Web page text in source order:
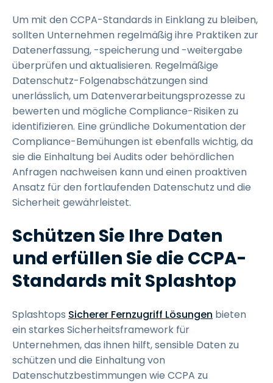
Um mit den CCPA-Standards in Einklang zu bleiben,
sollten Unternehmen regelmäßig ihre Praktiken zur
Datenerfassung, -speicherung und -weitergabe
überprüfen und aktualisieren. Regelmäßige
Datenschutz-Folgenabschätzungen sind
unerlässlich, um Datenverarbeitungsprozesse zu
bewerten und mögliche Compliance-Risiken zu
identifizieren. Eine gründliche Dokumentation der
Compliance-Bemühungen ist ebenfalls wichtig, da
sie die Einhaltung bei Audits oder behördlichen
Anfragen nachweisen kann und einen proaktiven
Ansatz für den fortlaufenden Datenschutz und die
Sicherheit gewährleistet.
Schützen Sie Ihre Daten
und erfüllen Sie die CCPA-
Standards mit Splashtop
Splashtops Sicherer Fernzugriff Lösungen bieten
ein starkes Sicherheitsframework für
Unternehmen, das ihnen hilft, sensible Daten zu
schützen und die Einhaltung von
Datenschutzbestimmungen wie CCPA zu